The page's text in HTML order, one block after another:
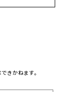
きかねます。